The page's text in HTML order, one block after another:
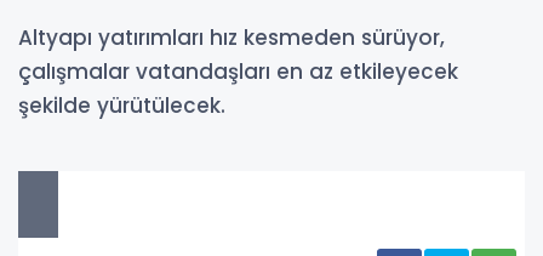
Altyapı yatırımları hız kesmeden sürüyor,
çalışmalar vatandaşları en az etkileyecek
şekilde yürütülecek.